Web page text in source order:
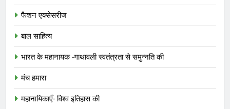
फैशन एक्सेसरीज
बाल साहित्य
भारत के महानायक -गाथावली स्वतंत्रता से समुन्नति की
मंच हमारा
महानायिकाएँ- विश्व इतिहास की